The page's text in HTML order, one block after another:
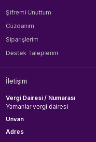
Şifremi Unuttum
Cüzdanım
Siparişlerim
Destek Taleplerim
İletişim
Vergi Dairesi / Numarası
Yamanlar vergi dairesi
Unvan
Adres